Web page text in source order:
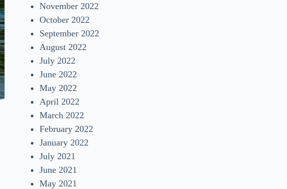
November 2022
October 2022
September 2022
August 2022
July 2022
June 2022
May 2022
April 2022
March 2022
February 2022
January 2022
July 2021
June 2021
May 2021